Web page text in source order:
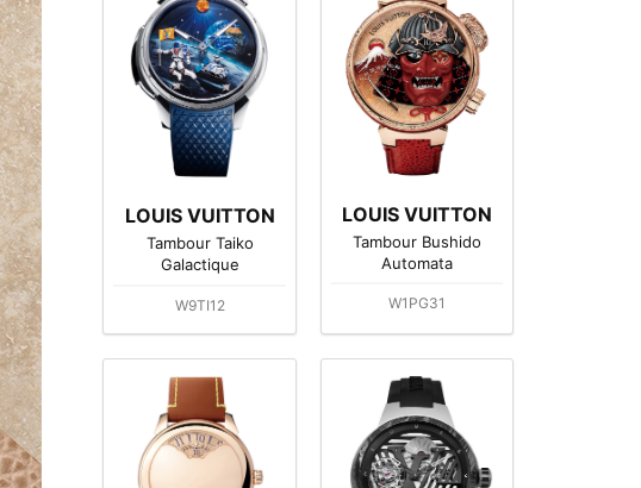
LOUIS VUITTON
Tambour Taiko
Galactique
W9TI12
LOUIS VUITTON
Tambour Bushido
Automata
W1PG31